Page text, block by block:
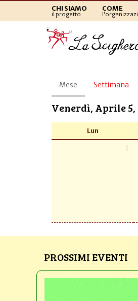
CHI SIAMO
il progetto
COME
Schede
primarie
Mese (scheda
attiva)
Settimana
Venerdì, Aprile 5,
Lun
1
PROSSIMI EVENTI